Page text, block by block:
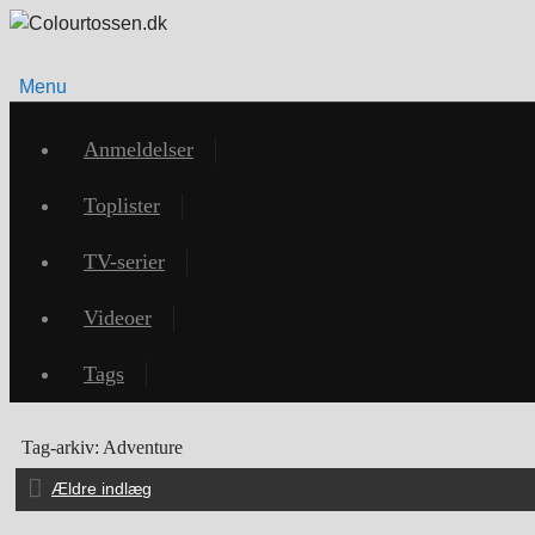
Menu
Anmeldelser
Toplister
TV-serier
Videoer
Tags
Tag-arkiv: Adventure
Ældre indlæg